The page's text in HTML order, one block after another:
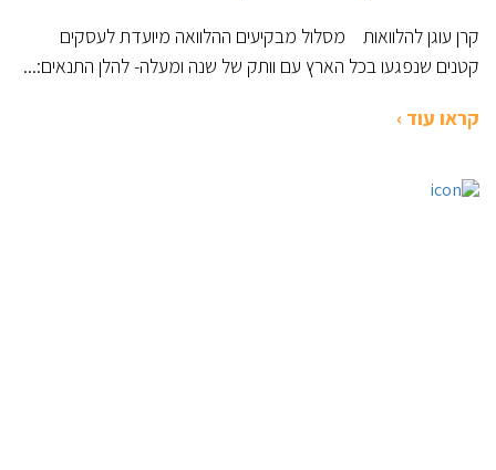
קרן עוגן להלוואות מסלול מבקיעים ההלוואה מיועדת לעסקים
קטנים שנפגעו בכל הארץ עם וותק של שנה ומעלה- להלן התנאים:...
קראו עוד ›